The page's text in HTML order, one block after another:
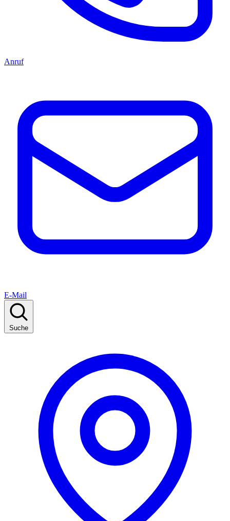
Anruf
E-Mail
Suche